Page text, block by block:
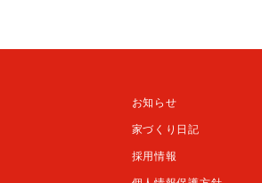
お知らせ
家づくり日記
採用情報